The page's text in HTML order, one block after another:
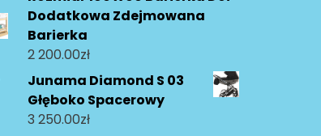
Dodatkowa Zdejmowana
Barierka
2 200.00zł
Junama Diamond S 03
Głęboko Spacerowy
3 250.00zł